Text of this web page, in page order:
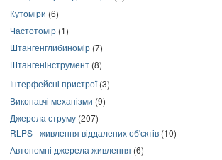
Кутоміри (6)
Частотомір (1)
Штангенглибиномір (7)
Штангенінструмент (8)
Інтерфейсні пристрої(3)
Виконавчі механізми (9)
Джерела струму (207)
RLPS - живлення віддалених об'єктів (10)
Автономні джерела живлення (6)